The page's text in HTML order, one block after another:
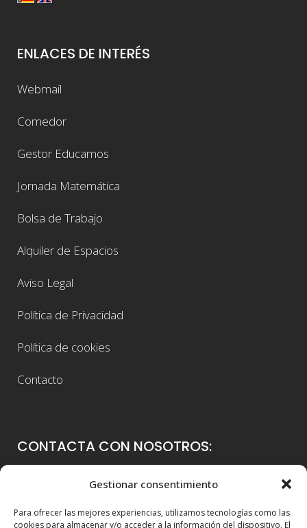
Gestionar consentimiento
Para ofrecer las mejores experiencias, utilizamos tecnologías como las
cookies para almacenar y/o acceder a la información del dispositivo. El
ENLACES DE INTERÉS
Webmail
Comedor
Gestor Educamos
Jornada Matemática
Bolsa de Trabajo
Alquiler de Espacios
Aviso Legal
Política de Privacidad
Política de cookies
Contacto
CONTACTA CON NOSOTROS:
Colegio Guadalaviar
46021 Valencia